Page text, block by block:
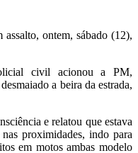
ontem, sábado (12),
civil acionou a PM,
a beira da estrada,
e relatou que estava
proximidades, indo para
em motos ambas modelo